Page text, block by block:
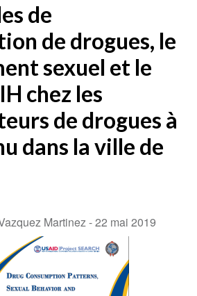
de
de drogues, le
sexuel et le
chez les
de drogues à
dans la ville de
Martinez -22 mai 2019